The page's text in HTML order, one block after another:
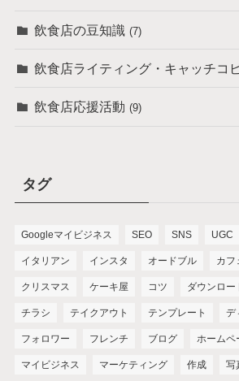
飲食店の豆知識 (7)
飲食店ライティング・キャッチコ
飲食店応援活動 (9)
タグ
Googleマイビジネス SEO SNS UGC
イタリアン インスタ オードブル カフ
クリスマス ケーキ屋 コツ ダウンロー
チラシ テイクアウト テンプレート デ
フォロワー フレンチ ブログ ホームペ
マイビジネス マーケティング 作成 写